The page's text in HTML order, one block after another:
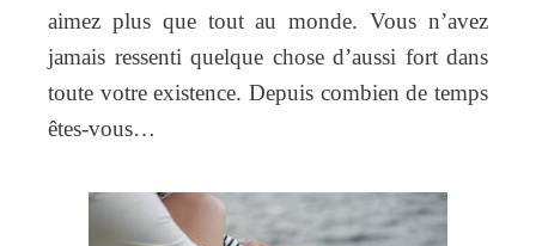
aimez plus que tout au monde. Vous n’avez
jamais ressenti quelque chose d’aussi fort dans
toute votre existence. Depuis combien de temps
êtes-vous…